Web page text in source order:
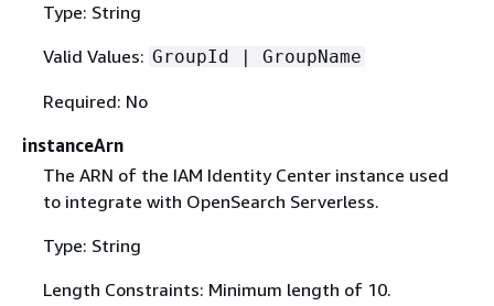
Type: String
Valid Values: GroupId | GroupName
Required: No
instanceArn
The ARN of the IAM Identity Center instance used
to integrate with OpenSearch Serverless.
Type: String
Length Constraints: Minimum length of 10.